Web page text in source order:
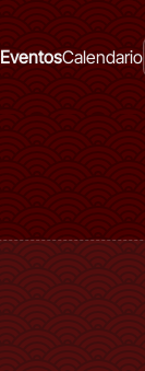
EventosCalendario